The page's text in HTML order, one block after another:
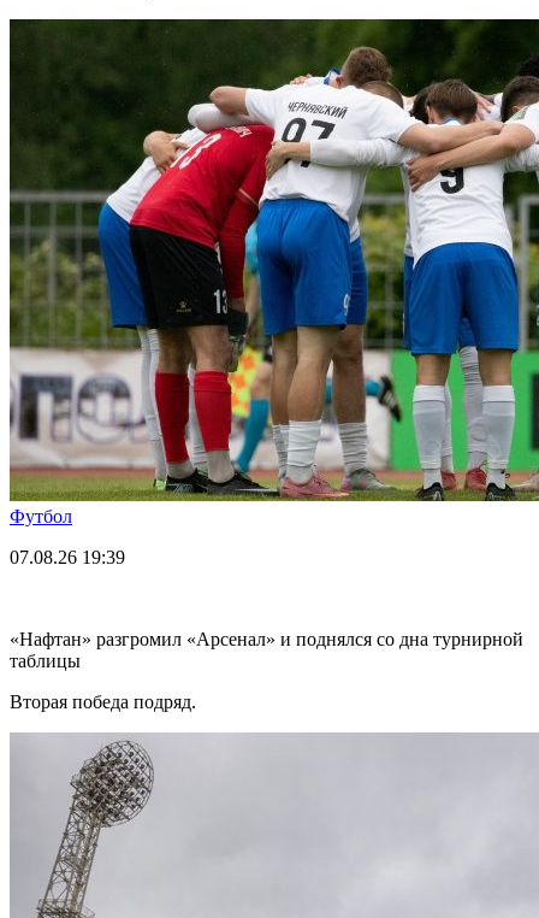
Футбол
07.08.26 19:39
«Нафтан» разгромил «Арсенал» и поднялся со дна турнирной
таблицы
Вторая победа подряд.